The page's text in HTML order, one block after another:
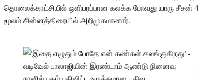
தொலைக்காட்சியில் ஒளிபரப்பான கலக்க போவது யாரு சீசன் 4
மூலம் சின்னத்திரையில் அறிமுகமானார்.